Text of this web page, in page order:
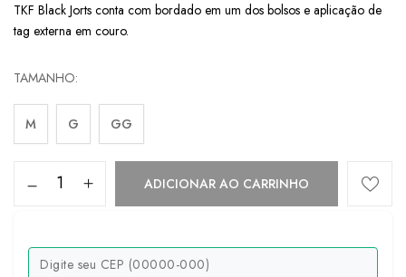
TKF Black Jorts conta com bordado em um dos bolsos e aplicação de
tag externa em couro.
TAMANHO
M G GG
ADICIONAR AO CARRINHO